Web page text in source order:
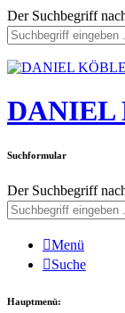
Der Suchbegriff
DANIEL
Suchformular
Der Suchbegriff
Menü
Suche
Hauptmenü: